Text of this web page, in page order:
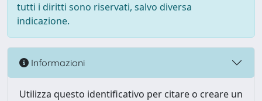
tutti i diritti sono riservati, salvo diversa
indicazione.
Informazioni
Utilizza questo identificativo per citare o creare un